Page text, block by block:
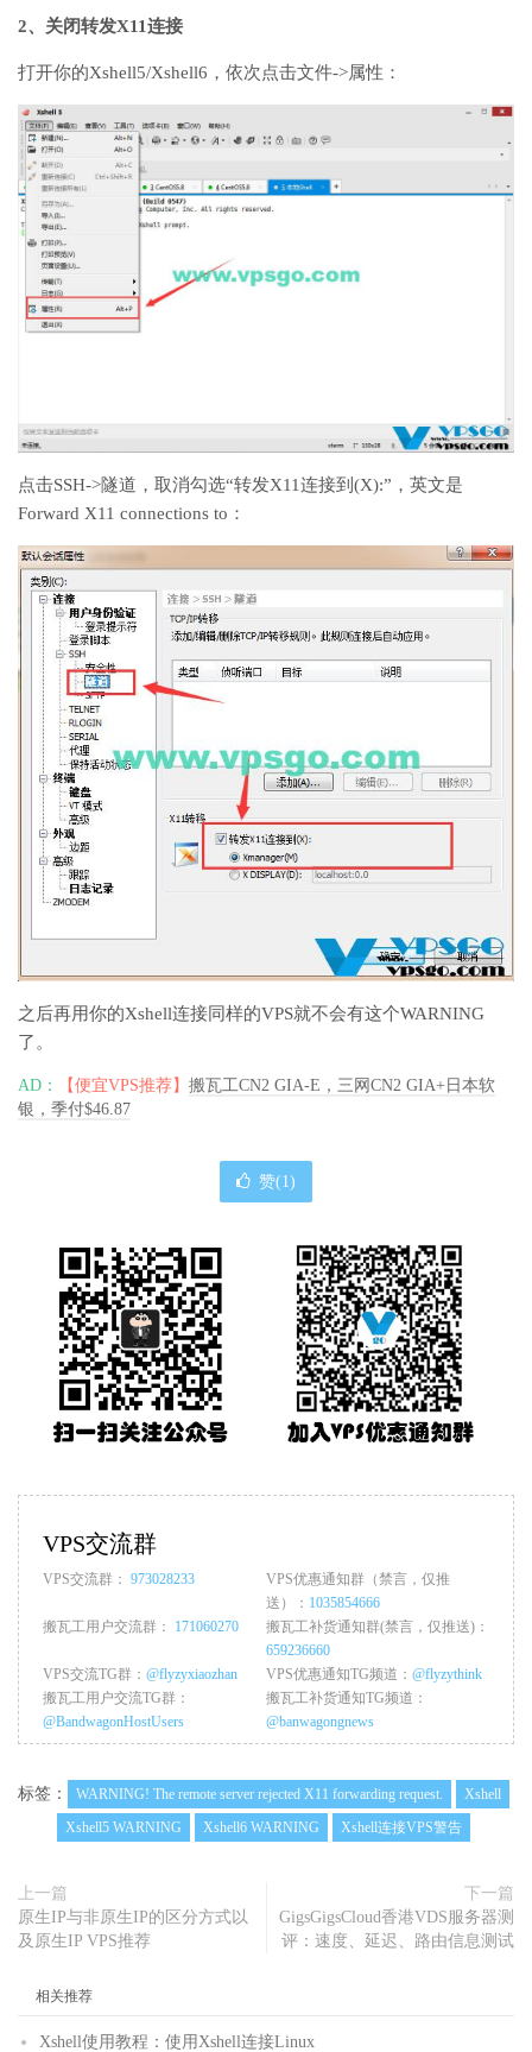
2、关闭转发X11连接
打开你的Xshell5/Xshell6，依次点击文件->属性：
点击SSH->隧道，取消勾选“转发X11连接到(X):”，英文是
Forward X11 connections to：
之后再用你的Xshell连接同样的VPS就不会有这个WARNING
了。
AD： 【便宜VPS推荐】 搬瓦工CN2 GIA-E，三网CN2 GIA+日本软
银，季付$46.87
赞(1 )
VPS交流群
VPS交流群： 973028233
VPS优惠通知群（禁言，仅推
送）： 1035854666
搬瓦工用户交流群： 171060270
搬瓦工补货通知群(禁言，仅推送)：
659236660
VPS交流TG群： @flyzyxiaozhan VPS优惠通知TG频道： @flyzythink
搬瓦工用户交流TG群：
@BandwagonHostUsers
搬瓦工补货通知TG频道：
@banwagongnews
标签： WARNING! The remote server rejected X11 forwarding request.
Xshell
Xshell5 WARNING
Xshell6 WARNING Xshell连接VPS警告
上一篇
原生IP与非原生IP的区分方式以
及原生IP VPS推荐
下一篇
GigsGigsCloud香港VDS服务器测
评：速度、延迟、路由信息测试
相关推荐
Xshell使用教程：使用Xshell连接Linux